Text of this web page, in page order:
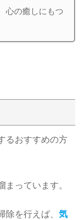
心の癒しにもつ
るおすすめの方
っています。
を行えば、 気